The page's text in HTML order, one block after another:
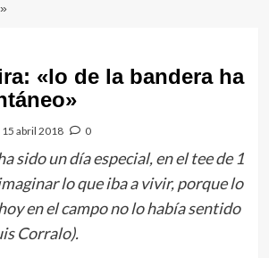
«lo de la bandera ha
15 abril 2018 0
sido un día especial, en el tee de 1
lo que iba a vivir, porque lo
en el campo no lo había sentido
Corralo).